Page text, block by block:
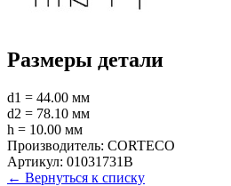
Размеры детали
d1 = 44.00 мм
d2 = 78.10 мм
h = 10.00 мм
Производитель: CORTECO
Артикул: 01031731B
← Вернуться к списку